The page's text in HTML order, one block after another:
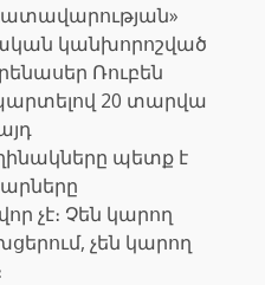
կանխորոշված
Ռուբեն
20 տարվա
պետք է
չէ։ Չեն կարող
չեն կարող